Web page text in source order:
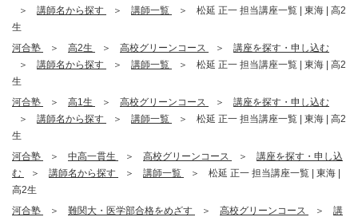
講師名から探す
講師一覧
松延 正一 担当講座一覧 | 東海 | 高2
生
河合塾
高2生 高校グリーンコース
講座を探す・申し込む
講師名から探す
講師一覧
松延 正一 担当講座一覧 | 東海 | 高2
生
河合塾
高1生 高校グリーンコース
講座を探す・申し込む
講師名から探す
講師一覧
松延 正一 担当講座一覧 | 東海 | 高2
生
河合塾
中高一貫生 高校グリーンコース
講座を探す・申し込
む
講師名から探す 講師一覧
松延 正一 担当講座一覧 | 東海 |
高2生
河合塾
難関大・医学部合格をめざす 高校グリーンコース
講